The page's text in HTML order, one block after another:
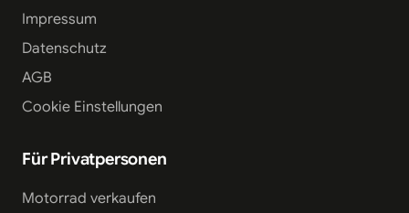
Impressum
Datenschutz
AGB
Cookie Einstellungen
Für Privatpersonen
Motorrad verkaufen